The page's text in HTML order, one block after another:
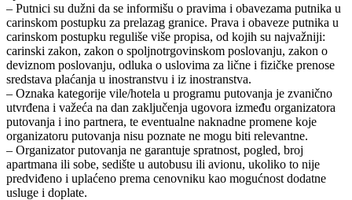
– Putnici su dužni da se informišu o pravima i obavezama putnika u
carinskom postupku za prelazag granice. Prava i obaveze putnika u
carinskom postupku reguliše više propisa, od kojih su najvažniji:
carinski zakon, zakon o spoljnotrgovinskom poslovanju, zakon o
deviznom poslovanju, odluka o uslovima za lične i fizičke prenose
sredstava plaćanja u inostranstvu i iz inostranstva.
– Oznaka kategorije vile/hotela u programu putovanja je zvanično
utvrđena i važeća na dan zaključenja ugovora između organizatora
putovanja i ino partnera, te eventualne naknadne promene koje
organizatoru putovanja nisu poznate ne mogu biti relevantne.
– Organizator putovanja ne garantuje spratnost, pogled, broj
apartmana ili sobe, sedište u autobusu ili avionu, ukoliko to nije
predviđeno i uplaćeno prema cenovniku kao mogućnost dodatne
usluge i doplate.